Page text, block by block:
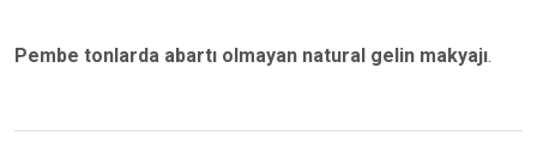
Pembe tonlarda abartı olmayan natural gelin makyajı.